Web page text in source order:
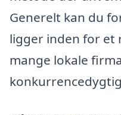
Generelt kan du
ligger inden for et
mange lokale